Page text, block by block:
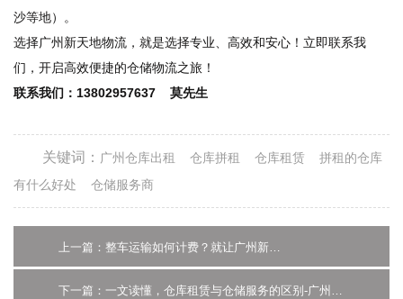
沙等地）。
选择广州新天地物流，就是选择专业、高效和安心！立即联系我
们，开启高效便捷的仓储物流之旅！
联系我们：13802957637 莫先生
关键词： 广州仓库出租 仓库拼租 仓库租赁
拼租的仓库
有什么好处
仓储服务商